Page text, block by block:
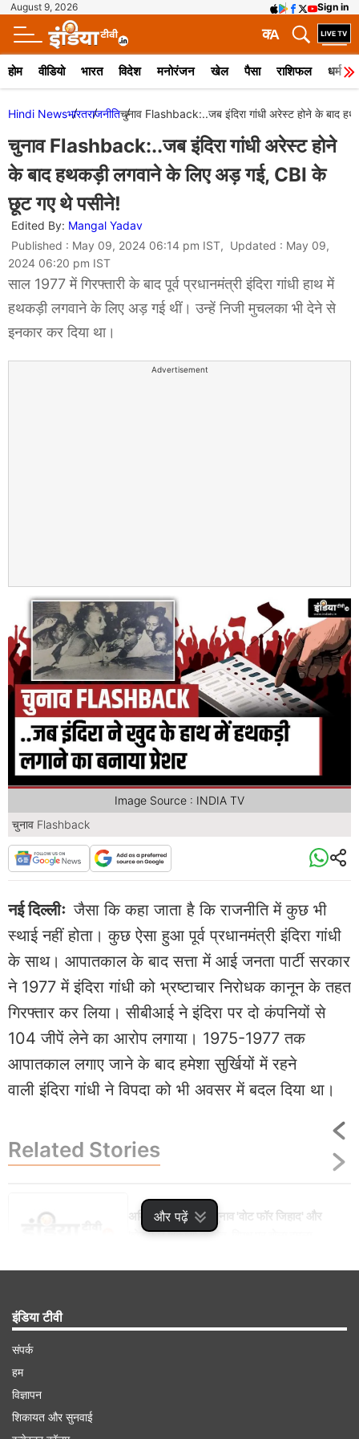
August 9, 2026 Sign in
A
क
होम वीडियो भारत विदेश मनोरंजन खेल पैसा राशिफल धर्म
और पढ़ें
Hindi Newsभारतराजनीतिचुनाव Flashback:..जब इंदिरा गांधी अरेस्ट होने के बाद
चुनाव Flashback:..जब इंदिरा गांधी अरेस्ट होने
के बाद हथकड़ी लगवाने के लिए अड़ गई, CBI के
छूट गए थे पसीने!
Edited By: Mangal Yadav
Published : May 09, 2024 06:14 pm IST, Updated : May 09,
2024 06:20 pm IST
साल 1977 में गिरफ्तारी के बाद पूर्व प्रधानमंत्री इंदिरा गांधी हाथ में
हथकड़ी लगवाने के लिए अड़ गई थीं। उन्हें निजी मुचलका भी देने से
इनकार कर दिया था।
Advertisement
चुनाव Flashback
Image Source : INDIA TV
नई दिल्लीःजैसा कि कहा जाता है कि राजनीति में कुछ भी
स्थाई नहीं होता। कुछ ऐसा हुआ पूर्व प्रधानमंत्री इंदिरा गांधी
के साथ। आपातकाल के बाद सत्ता में आई जनता पार्टी सरकार
ने 1977 में इंदिरा गांधी को भ्रष्टाचार निरोधक कानून के तहत
गिरफ्तार कर लिया। सीबीआई ने इंदिरा पर दो कंपनियों से
104 जीपें लेने का आरोप लगाया। 1975-1977 तक
आपातकाल लगाए जाने के बाद हमेशा सुर्खियों में रहने
वाली इंदिरा गांधी ने विपदा को भी अवसर में बदल दिया था।
Related Stories
अमित शाह बोले- यह चुनाव 'वोट फॉर जिहाद' और
'वोट फॉर विकास' के बीच, विपक्ष पर बोला हमला
इंडिया टीवी
संपर्क
हम
विज्ञापन
शिकायत और सुनवाई